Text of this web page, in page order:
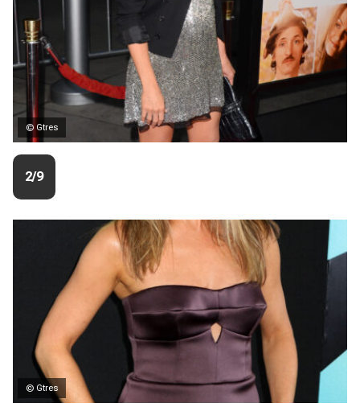
© Gtres
2/9
© Gtres